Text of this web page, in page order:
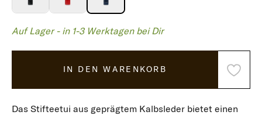
Auf Lager - in 1-3 Werktagen bei Dir
IN DEN WARENKORB
Das Stifteetui aus geprägtem Kalbsleder bietet einen